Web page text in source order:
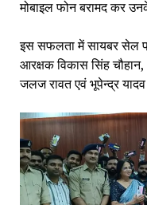
मोबाइल फोन बरामद कर
इस सफलता में सायबर सेल
आरक्षक विकास सिंह
जलज रावत एवं भूपेन्द्र यादव